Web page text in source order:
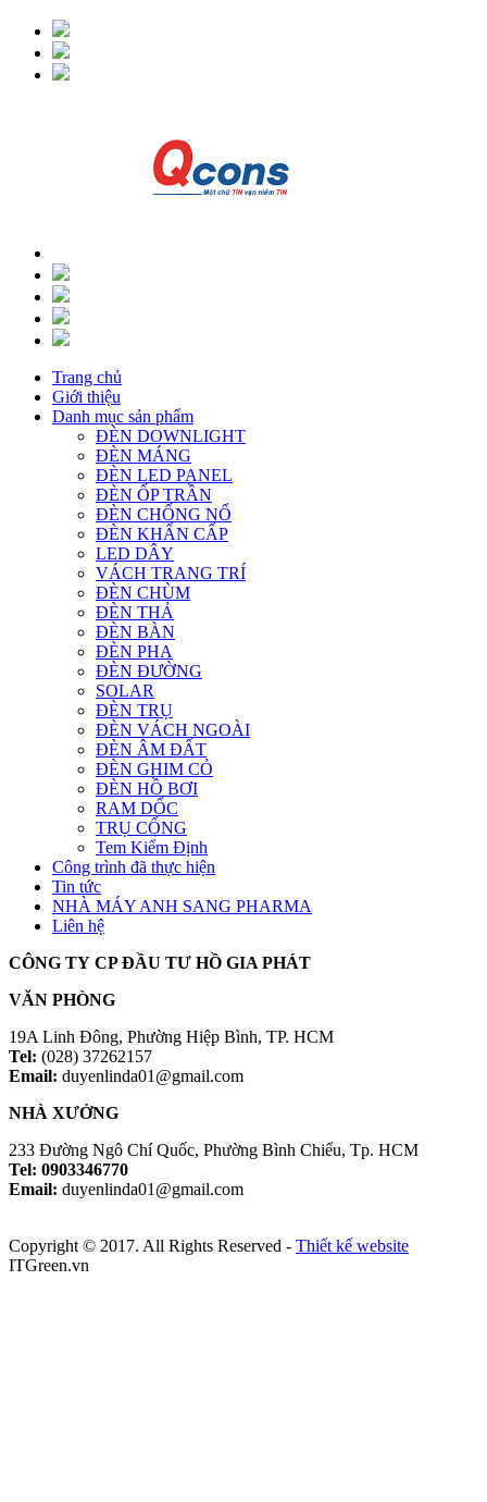
Trang chủ
Giới thiệu
Danh mục sản phẩm
ĐÈN DOWNLIGHT
ĐÈN MÁNG
ĐÈN LED PANEL
ĐÈN ỐP TRẦN
ĐÈN CHỐNG NỔ
ĐÈN KHẨN CẤP
LED DÂY
VÁCH TRANG TRÍ
ĐÈN CHÙM
ĐÈN THẢ
ĐÈN BÀN
ĐÈN PHA
ĐÈN ĐƯỜNG
SOLAR
ĐÈN TRỤ
ĐÈN VÁCH NGOÀI
ĐÈN ÂM ĐẤT
ĐÈN GHIM CỎ
ĐÈN HỒ BƠI
RAM DỐC
TRỤ CỔNG
Tem Kiểm Định
Công trình đã thực hiện
Tin tức
NHÀ MÁY ANH SANG PHARMA
Liên hệ
CÔNG TY CP ĐẦU TƯ HỒ GIA PHÁT
VĂN PHÒNG
19A Linh Đông, Phường Hiệp Bình, TP. HCM
Tel: (028) 37262157
Email: duyenlinda01@gmail.com
NHÀ XƯỞNG
233 Đường Ngô Chí Quốc, Phường Bình Chiểu, Tp. HCM
Tel: 0903346770
Email: duyenlinda01@gmail.com
Copyright © 2017. All Rights Reserved - Thiết kế website
ITGreen.vn